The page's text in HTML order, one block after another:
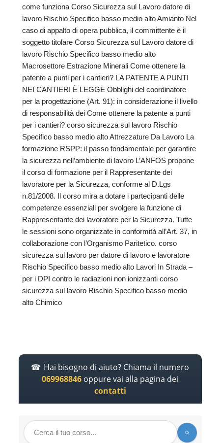
come funziona Corso Sicurezza sul Lavoro datore di
lavoro Rischio Specifico basso medio alto Amianto Nel
caso di appalto di opera pubblica, il committente è il
soggetto titolare Corso Sicurezza sul Lavoro datore di
lavoro Rischio Specifico basso medio alto
Macrosettore Estrazione Minerali Come ottenere la
patente a punti per i cantieri? LA PATENTE A PUNTI
NEI CANTIERI È LEGGE Obblighi del coordinatore
per la progettazione (Art. 91): in considerazione il livello
di responsabilità dei Come ottenere la patente a punti
per i cantieri? corso sicurezza sul lavoro Rischio
Specifico basso medio alto Attrezzature Da Lavoro La
formazione RSPP: il passo fondamentale per garantire
la sicurezza nell’ambiente di lavoro L’ANFOS propone
il corso di formazione per il Rappresentante dei
lavoratore per la Sicurezza, conforme al D.Lgs
n.81/2008. Il corso mira a dotare i partecipanti delle
competenze essenziali per svolgere la funzione di
Rappresentante dei lavoratore per la Sicurezza. Tutte
le sessioni sono organizzate in conformità all’Art. 37, in
collaborazione con l’Organismo Paritetico. corso
sicurezza sul lavoro per datore di lavoro e lavoratore
Rischio Specifico basso medio alto Lavori In Strada –
per i DPI contro le radiazioni non ionizzanti corso
sicurezza sul lavoro Rischio Specifico basso medio
alto Chimico
Hai bisogno di aiuto? Chiama il numero
069968846 oppure vai alla pagina dei
contatti